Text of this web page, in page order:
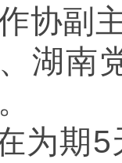
协副
湖南
为期5